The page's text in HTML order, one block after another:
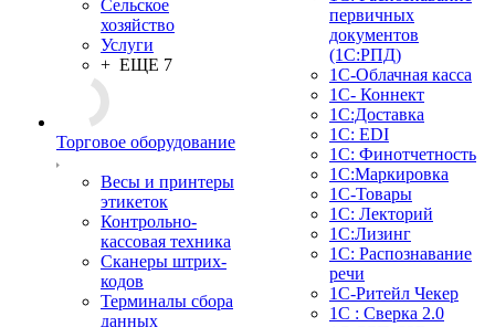
Сельское
хозяйство
Услуги
+ ЕЩЕ 7
Торговое оборудование
Весы и принтеры
этикеток
Контрольно-
кассовая техника
Сканеры штрих-
кодов
Терминалы сбора
данных
первичных
документов
(1С:РПД)
1С-Облачная касса
1С- Коннект
1С:Доставка
1С: EDI
1С: Финотчетность
1С:Маркировка
1С-Товары
1С: Лекторий
1С:Лизинг
1С: Распознавание
речи
1C-Ритейл Чекер
1С : Сверка 2.0